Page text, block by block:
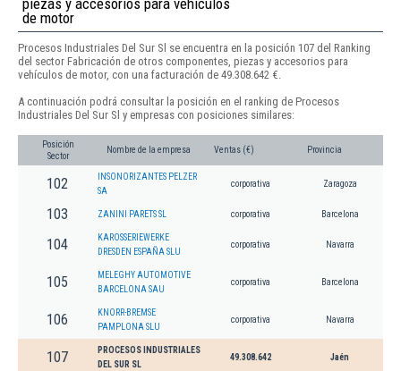
de motor
Procesos Industriales Del Sur Sl se encuentra en la posición 107 del Ranking
del sector Fabricación de otros componentes, piezas y accesorios para
vehículos de motor, con una facturación de 49.308.642 €.
A continuación podrá consultar la posición en el ranking de Procesos
Industriales Del Sur Sl y empresas con posiciones similares:
Posición
Sector
Nombre de la empresa Ventas (€) Provincia
102
INSONORIZANTES PELZER
SA
corporativa Zaragoza
103 ZANINI PARETS SL corporativa Barcelona
104
KAROSSERIEWERKE
DRESDEN ESPAÑA SLU
corporativa Navarra
105
MELEGHY AUTOMOTIVE
BARCELONA SAU
corporativa Barcelona
106
KNORR-BREMSE
PAMPLONA SLU
corporativa Navarra
107
PROCESOS INDUSTRIALES
DEL SUR SL
49.308.642 Jaén